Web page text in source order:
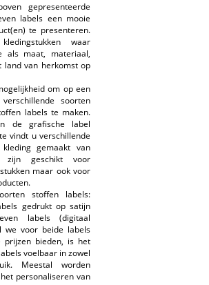
gepresenteerde
labels een mooie
te presenteren.
waar
als maat, materiaal,
land van herkomst op
om op een
soorten
labels te maken.
de grafische label
vindt u verschillende
gemaakt van
zijn geschikt voor
maar ook voor
stoffen labels:
gedrukt op satijn
labels (digitaal
we voor beide labels
prijzen bieden, is het
voelbaar in zowel
Meestal worden
personaliseren van